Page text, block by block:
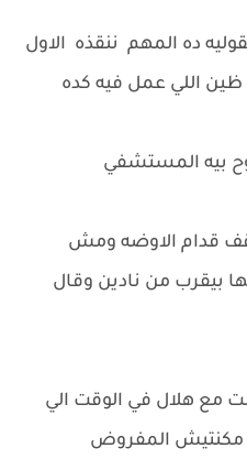
ده المهم ننقذه الاول
ظين اللي عمل فيه كده
بيه المستشفي
قدام الاوضه ومش
من نادين وقال
مع هلال في الوقت الي
المفروض